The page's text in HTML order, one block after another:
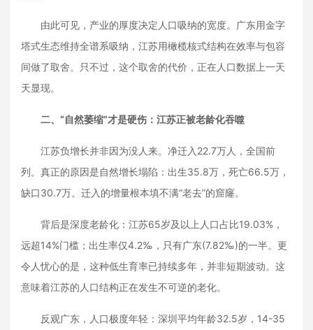
由此可见，产业的厚度决定人口吸纳的宽度。广东用金字
塔式生态维持全谱系吸纳，江苏用橄榄核式结构在效率与包容
间做了取舍。只不过，这个取舍的代价，正在人口数据上一天
天显现。
二、“自然萎缩”才是硬伤：江苏正被老龄化吞噬
江苏负增长并非因为没人来。净迁入22.7万人，全国前
列。真正的原因是自然增长塌陷：出生35.8万，死亡66.5万，
缺口30.7万。迁入的增量根本填不满“老去”的窟窿。
背后是深度老龄化：江苏65岁及以上人口占比19.03%，
远超14%门槛；出生率仅4.2‰，只有广东(7.82‰)的一半。更
令人忧心的是，这种低生育率已持续多年，并非短期波动。这
意味着江苏的人口结构正在发生不可逆的老化。
反观广东，人口极度年轻：深圳平均年龄32.5岁，14-35